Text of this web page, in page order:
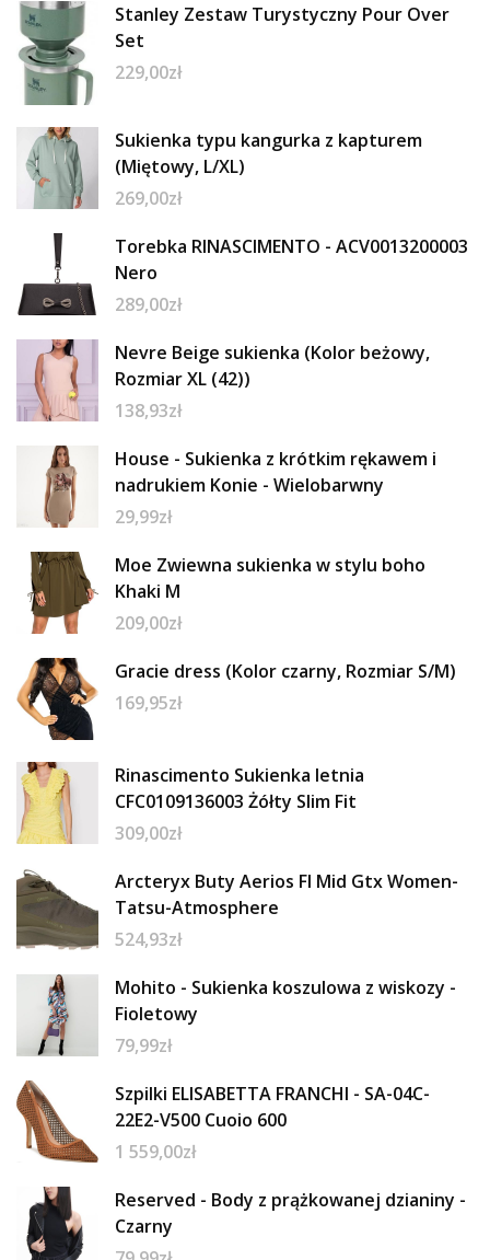
Stanley Zestaw Turystyczny Pour Over
Set
229,00zł
Sukienka typu kangurka z kapturem
(Miętowy, L/XL)
269,00zł
Torebka RINASCIMENTO - ACV0013200003
Nero
289,00zł
Nevre Beige sukienka (Kolor beżowy,
Rozmiar XL (42))
138,93zł
House - Sukienka z krótkim rękawem i
nadrukiem Konie - Wielobarwny
29,99zł
Moe Zwiewna sukienka w stylu boho
Khaki M
209,00zł
Gracie dress (Kolor czarny, Rozmiar S/M)
169,95zł
Rinascimento Sukienka letnia
CFC0109136003 Żółty Slim Fit
309,00zł
Arcteryx Buty Aerios Fl Mid Gtx Women-
Tatsu-Atmosphere
524,93zł
Mohito - Sukienka koszulowa z wiskozy -
Fioletowy
79,99zł
Szpilki ELISABETTA FRANCHI - SA-04C-
22E2-V500 Cuoio 600
1 559,00zł
Reserved - Body z prążkowanej dzianiny -
Czarny